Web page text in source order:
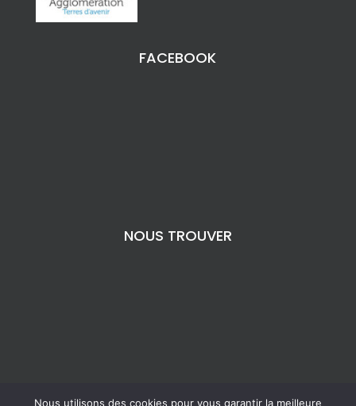
FACEBOOK
NOUS TROUVER
Nous utilisons des cookies pour vous garantir la meilleure